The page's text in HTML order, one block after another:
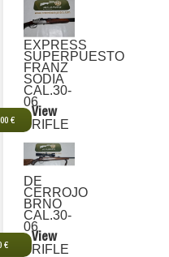
EXPRESS
SUPERPUESTO
FRANZ
SODIA
CAL.30-
06
€
View
RIFLE
DE
CERROJO
BRNO
CAL.30-
06
€
View
RIFLE